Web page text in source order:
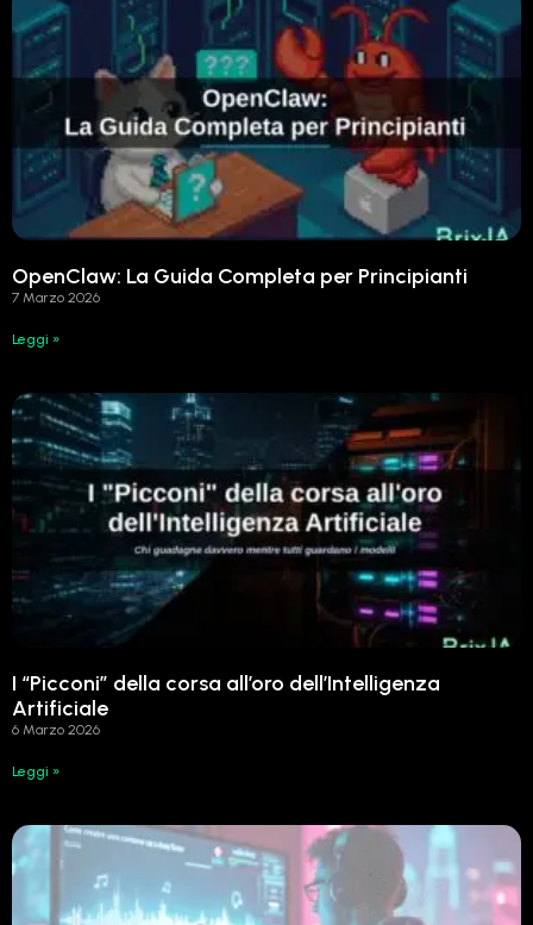
OpenClaw: La Guida Completa per Principianti
7 Marzo 2026
Leggi »
I “Picconi” della corsa all’oro dell’Intelligenza
Artificiale
6 Marzo 2026
Leggi »